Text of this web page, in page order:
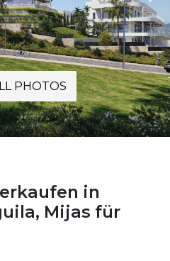
PHOTOS
in
Mijas für